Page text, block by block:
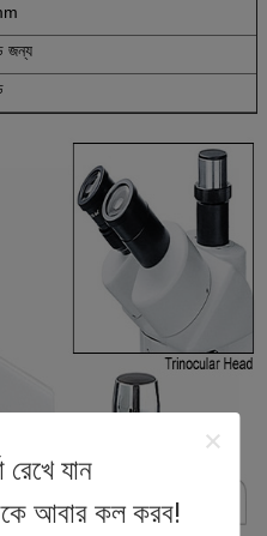
রেখে যান
আবার কল করব!
জন্য